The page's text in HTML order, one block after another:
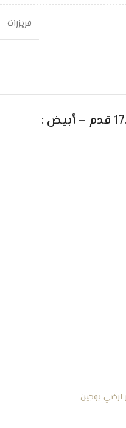
فريزرات
ارضي يوجين